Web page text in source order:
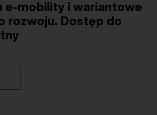
e-mobility i wariantowe
rozwoju. Dostęp do